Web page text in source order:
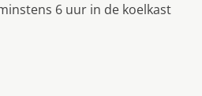
6 uur in de koelkast